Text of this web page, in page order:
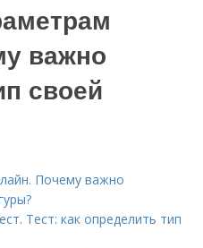
важно
своей
Почему важно
Тест: как определить тип